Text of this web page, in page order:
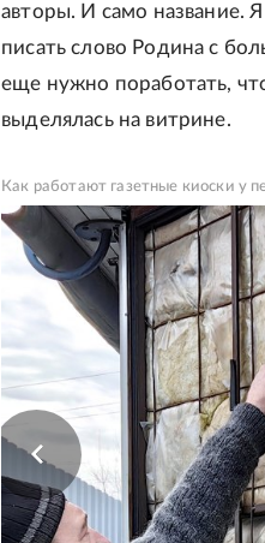
авторы. И само название.
писать слово Родина с
еще нужно поработать,
выделялась на витрине.
Как работают газетные киоски у